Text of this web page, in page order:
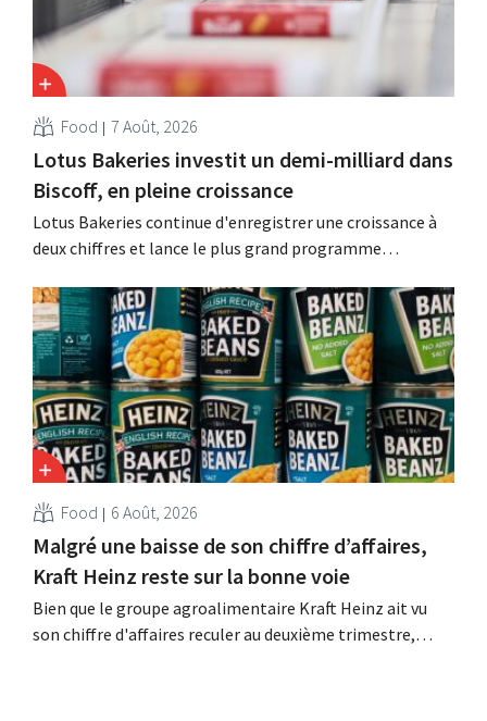
Food 7 Août, 2026
Lotus Bakeries investit un demi-milliard dans
Biscoff, en pleine croissance
Lotus Bakeries continue d'enregistrer une croissance à
deux chiffres et lance le plus grand programme
capacité de production de Biscoff : « Nous devons saisir
cette opportunité ».
Food 6 Août, 2026
Malgré une baisse de son chiffre d’affaires,
Kraft Heinz reste sur la bonne voie
Bien que le groupe agroalimentaire Kraft Heinz ait vu
son chiffre d'affaires reculer au deuxième trimestre,